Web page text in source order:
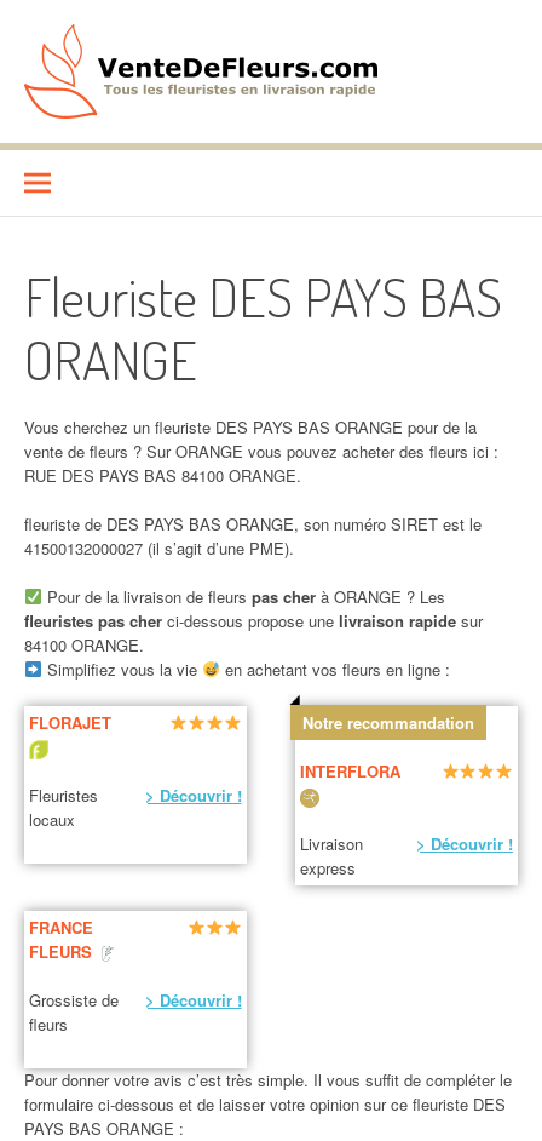
contenu
VenteDeFleurs.com
Fleuriste DES PAYS BAS
ORANGE
Vous cherchez un fleuriste DES PAYS BAS ORANGE pour de la
vente de fleurs ? Sur ORANGE vous pouvez acheter des fleurs ici :
RUE DES PAYS BAS 84100 ORANGE.
fleuriste de DES PAYS BAS ORANGE, son numéro SIRET est le
41500132000027 (il s’agit d’une PME).
Pour de la livraison de fleurs pas cherà ORANGE ? Les
fleuristes pas cher ci-dessous propose une livraison rapide sur
84100 ORANGE.
Simplifiez vous la vie
en achetant vos fleurs en ligne :
FLORAJET
Fleuristes
locaux
> Découvrir !
Notre recommandation
INTERFLORA
Livraison
express
> Découvrir !
FRANCE
FLEURS
Grossiste de
fleurs
> Découvrir !
Pour donner votre avis c’est très simple. Il vous suffit de compléter le
formulaire ci-dessous et de laisser votre opinion sur ce fleuriste DES
PAYS BAS ORANGE :